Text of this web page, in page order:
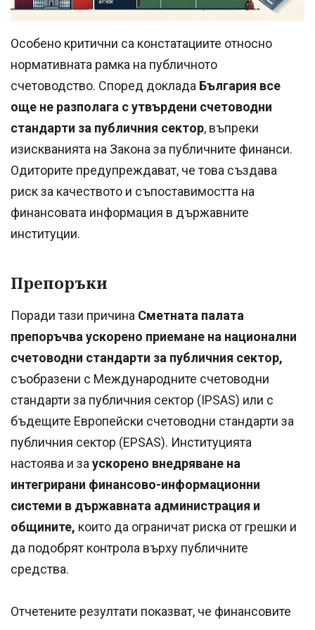
Особено критични са констатациите относно
нормативната рамка на публичното
счетоводство. Според доклада България все
още не разполага с утвърдени счетоводни
стандарти за публичния сектор, въпреки
изискванията на Закона за публичните финанси.
Одиторите предупреждават, че това създава
риск за качеството и съпоставимостта на
финансовата информация в държавните
институции.
Препоръки
Поради тази причина Сметната палата
препоръчва ускорено приемане на национални
счетоводни стандарти за публичния сектор,
съобразени с Международните счетоводни
стандарти за публичния сектор (IPSAS) или с
бъдещите Европейски счетоводни стандарти за
публичния сектор (EPSAS). Институцията
настоява и за ускорено внедряване на
интегрирани финансово-информационни
системи в държавната администрация и
общините, които да ограничат риска от грешки и
да подобрят контрола върху публичните
средства.
Отчетените резултати показват, че финансовите